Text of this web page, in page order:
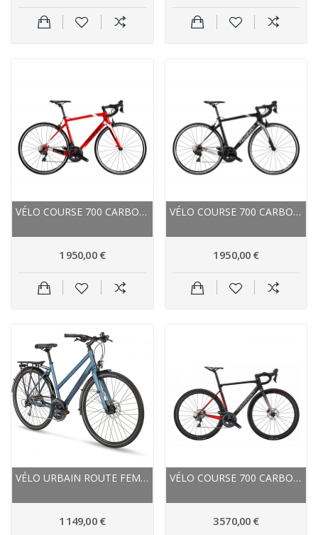
VÉLO COURSE 700 CARBON - WILIER 2022 GTR TEAM...
1 950,00 €
VÉLO COURSE 700 CARBON - WILIER 2022 GTR TEAM...
1 950,00 €
VÉLO URBAIN ROUTE FEMME 28P ALU - STEVENS...
1 149,00 €
VÉLO COURSE 700 CARBON WILIER 2025 ZÉRO SL DISC...
3 570,00 €